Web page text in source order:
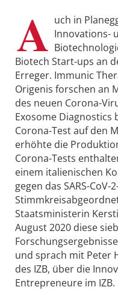
A uch in
Innovations-
Biotech Start-ups an
Erreger. Immunic
Origenis forschen an
des neuen Corona-
Exosome Diagnostics
Corona-Test auf den
erhöhte die
Corona-Tests
einem italienischen
gegen das SARS-CoV-
Staatsministerin
August 2020 diese
und sprach mit Peter
des IZB, über die
Entrepreneure im IZB.